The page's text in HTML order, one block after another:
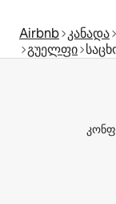
Airbnb კანადა
გუელფი